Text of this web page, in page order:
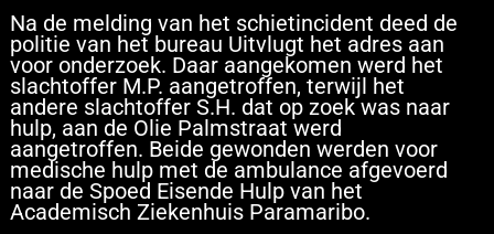
Na de melding van het schietincident deed de
politie van het bureau Uitvlugt het adres aan
voor onderzoek. Daar aangekomen werd het
slachtoffer M.P. aangetroffen, terwijl het
andere slachtoffer S.H. dat op zoek was naar
hulp, aan de Olie Palmstraat werd
aangetroffen. Beide gewonden werden voor
medische hulp met de ambulance afgevoerd
naar de Spoed Eisende Hulp van het
Academisch Ziekenhuis Paramaribo.